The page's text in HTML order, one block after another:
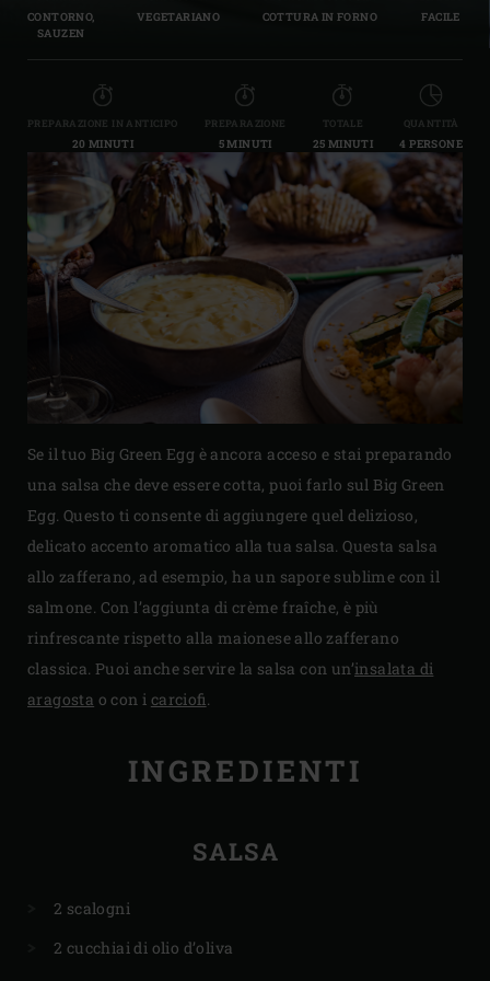
CONTORNO,
SAUZEN
VEGETARIANO COTTURA IN FORNO FACILE
PREPARAZIONE IN ANTICIPO
20 MINUTI
PREPARAZIONE
5 MINUTI
TOTALE
25 MINUTI
QUANTITÀ
4 PERSONE
Se il tuo Big Green Egg è ancora acceso e stai preparando
una salsa che deve essere cotta, puoi farlo sul Big Green
Egg. Questo ti consente di aggiungere quel delizioso,
delicato accento aromatico alla tua salsa. Questa salsa
allo zafferano, ad esempio, ha un sapore sublime con il
salmone. Con l’aggiunta di crème fraîche, è più
rinfrescante rispetto alla maionese allo zafferano
classica. Puoi anche servire la salsa con un’insalata di
aragosta o con i carciofi.
INGREDIENTI
SALSA
2 scalogni
2 cucchiai di olio d’oliva